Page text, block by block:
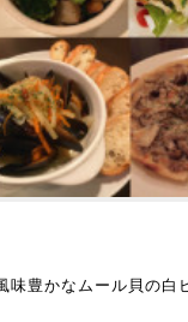
豊かなムール貝の白